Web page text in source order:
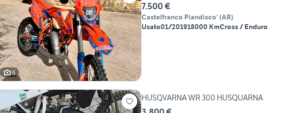
6
7.500 €
Castelfranco Piandisco' (AR)
Usato01/201918000 KmCross / Enduro
HUSQVARNA WR 300 HUSQUARNA